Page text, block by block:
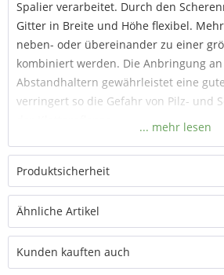
Spalier verarbeitet. Durch den
Gitter in Breite und Höhe flexibel.
neben- oder übereinander zu einer
kombiniert werden. Die Anbringung
Abstandhaltern gewährleistet eine
verringert so die Gefahr von Pilz- und
Produktsicherheit
Ähnliche Artikel
Kunden kauften auch